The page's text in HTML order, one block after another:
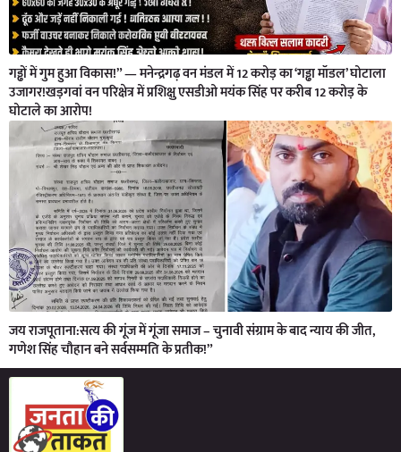
गड्ढों में गुम हुआ विकास!” — मनेन्द्रगढ़ वन मंडल में 12 करोड़ का ‘गड्ढा मॉडल’ घोटाला
उजागर!खड़गवां वन परिक्षेत्र में प्रशिक्षु एसडीओ मयंक सिंह पर करीब 12 करोड़ के
घोटाले का आरोप!
जय राजपूताना:सत्य की गूंज में गूंजा समाज – चुनावी संग्राम के बाद न्याय की जीत,
गणेश सिंह चौहान बने सर्वसम्मति के प्रतीक!”